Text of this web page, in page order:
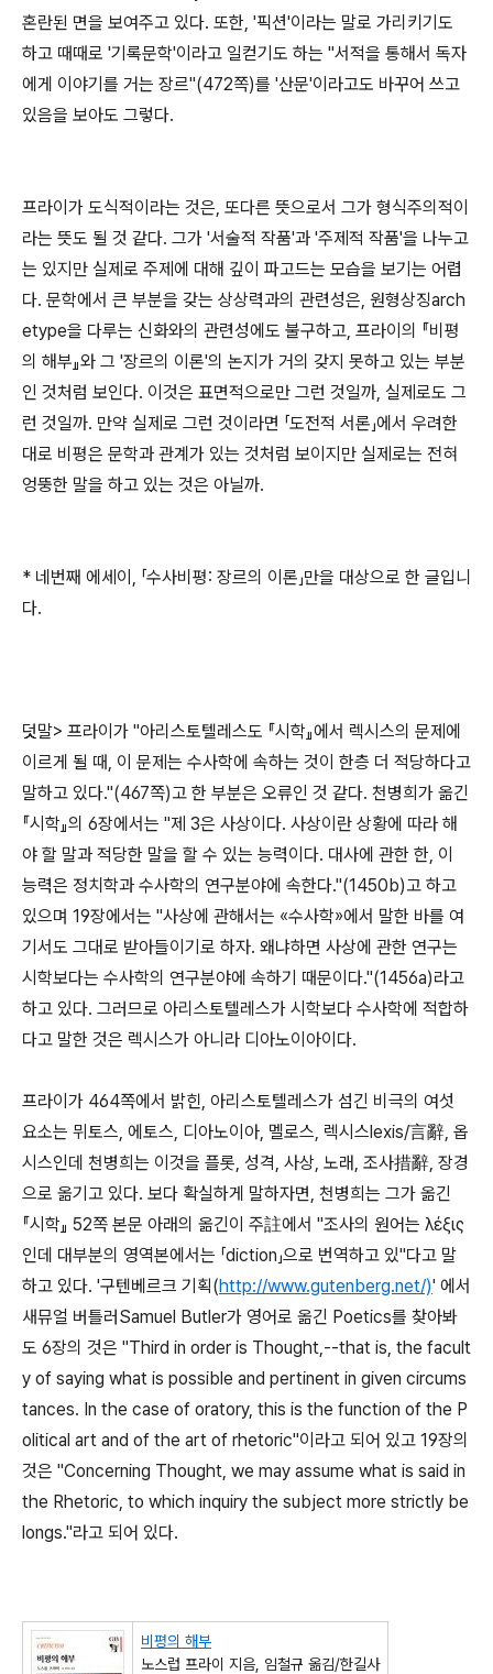
혼란된 면을 보여주고 있다. 또한, '픽션'이라는 말로 가리키기도
하고 때때로 '기록문학'이라고 일컫기도 하는 "서적을 통해서 독자
에게 이야기를 거는 장르"(472쪽)를 '산문'이라고도 바꾸어 쓰고
있음을 보아도 그렇다.
프라이가 도식적이라는 것은, 또다른 뜻으로서 그가 형식주의적이
라는 뜻도 될 것 같다. 그가 '서술적 작품'과 '주제적 작품'을 나누고
는 있지만 실제로 주제에 대해 깊이 파고드는 모습을 보기는 어렵
다. 문학에서 큰 부분을 갖는 상상력과의 관련성은, 원형상징arch
etype을 다루는 신화와의 관련성에도 불구하고, 프라이의 『비평
의 해부』와 그 '장르의 이론'의 논지가 거의 갖지 못하고 있는 부분
인 것처럼 보인다. 이것은 표면적으로만 그런 것일까, 실제로도 그
런 것일까. 만약 실제로 그런 것이라면 「도전적 서론」에서 우려한
대로 비평은 문학과 관계가 있는 것처럼 보이지만 실제로는 전혀
엉뚱한 말을 하고 있는 것은 아닐까.
* 네번째 에세이, 「수사비평: 장르의 이론」만을 대상으로 한 글입니
다.
덧말> 프라이가 "아리스토텔레스도 『시학』에서 렉시스의 문제에
이르게 될 때, 이 문제는 수사학에 속하는 것이 한층 더 적당하다고
말하고 있다."(467쪽)고 한 부분은 오류인 것 같다. 천병희가 옮긴
『시학』의 6장에서는 "제 3은 사상이다. 사상이란 상황에 따라 해
야 할 말과 적당한 말을 할 수 있는 능력이다. 대사에 관한 한, 이
능력은 정치학과 수사학의 연구분야에 속한다."(1450b)고 하고
있으며 19장에서는 "사상에 관해서는 «수사학»에서 말한 바를 여
기서도 그대로 받아들이기로 하자. 왜냐하면 사상에 관한 연구는
시학보다는 수사학의 연구분야에 속하기 때문이다."(1456a)라고
하고 있다. 그러므로 아리스토텔레스가 시학보다 수사학에 적합하
다고 말한 것은 렉시스가 아니라 디아노이아이다.
프라이가 464쪽에서 밝힌, 아리스토텔레스가 섬긴 비극의 여섯
요소는 뮈토스, 에토스, 디아노이아, 멜로스, 렉시스lexis/言辭, 옵
시스인데 천병희는 이것을 플롯, 성격, 사상, 노래, 조사措辭, 장경
으로 옮기고 있다. 보다 확실하게 말하자면, 천병희는 그가 옮긴
『시학』 52쪽 본문 아래의 옮긴이 주註에서 "조사의 원어는 λέξις
인데 대부분의 영역본에서는 「diction」으로 번역하고 있"다고 말
하고 있다. '구텐베르크 기획(http://www.gutenberg.net/)' 에서
새뮤얼 버틀러Samuel Butler가 영어로 옮긴 Poetics를 찾아봐
도 6장의 것은 "Third in order is Thought,--that is, the facult
y of saying what is possible and pertinent in given circums
tances. In the case of oratory, this is the function of the P
olitical art and of the art of rhetoric"이라고 되어 있고 19장의
것은 "Concerning Thought, we may assume what is said in
the Rhetoric, to which inquiry the subject more strictly be
longs."라고 되어 있다.
비평의 해부
노스럽 프라이 지음, 임철규 옮김/한길사